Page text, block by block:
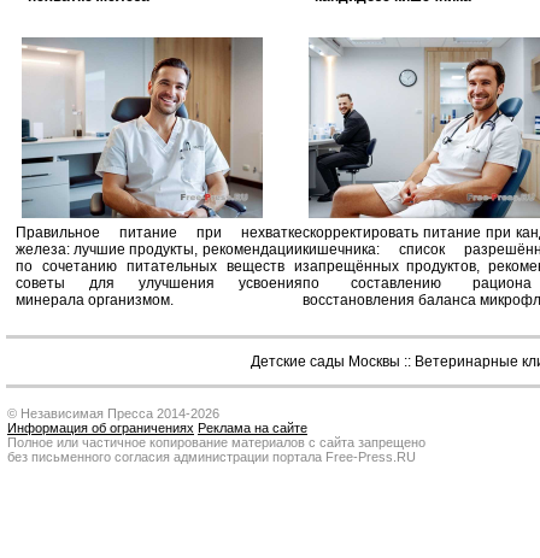
Правильное питание при нехватке
железа: лучшие продукты, рекомендации
по сочетанию питательных веществ и
советы для улучшения усвоения
минерала организмом.
скорректировать питание при
кишечника: список
запрещённых продуктов,
по составлению
восстановления баланса
Детские сады Москвы :: Ветеринарные
© Независимая Пресса 2014-2026
Информация об ограничениях Реклама на сайте
Полное или частичное копирование материалов с сайта запрещено
без письменного согласия администрации портала Free-Press.RU